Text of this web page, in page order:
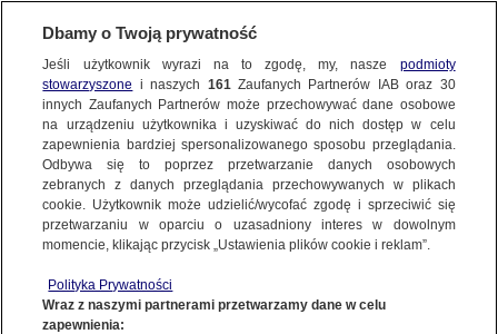
NAJNOWSZE
ZOBACZ FAKTY
FAKTY PO FAKTACH
FAKTY O ŚWIECIE
Dzień dobry!
Jedno konto do wszystkich usług
Dbamy o Twoją prywatność
Jeśli użytkownik wyrazi na to zgodę, my, nasze podmioty
stowarzyszone i naszych 161Zaufanych Partnerów IAB oraz 30
innych Zaufanych Partnerów może przechowywać dane osobowe
na urządzeniu użytkownika i uzyskiwać do nich dostęp w celu
zapewnienia bardziej spersonalizowanego sposobu przeglądania.
Odbywa się to poprzez przetwarzanie danych osobowych
zebranych z danych przeglądania przechowywanych w plikach
cookie. Użytkownik może udzielić/wycofać zgodę i sprzeciwić się
przetwarzaniu w oparciu o uzasadniony interes w dowolnym
momencie, klikając przycisk „Ustawienia plików cookie i reklam”.
Polityka Prywatności
Wraz z naszymi partnerami przetwarzamy dane w celu
zapewnienia: